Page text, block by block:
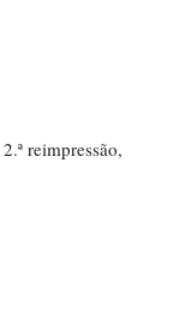
reimpressão,